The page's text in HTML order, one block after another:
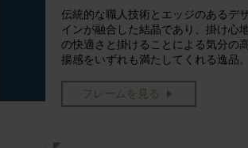
伝統的な職人技術とエッジのあるデ
インが融合した結晶であり、掛け心
の快適さと掛けることによる気分の
揚感をいずれも満たしてくれる逸品。
フレームを見る